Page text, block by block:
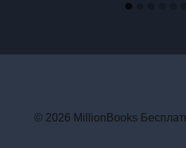
© 2026 MillionBooks